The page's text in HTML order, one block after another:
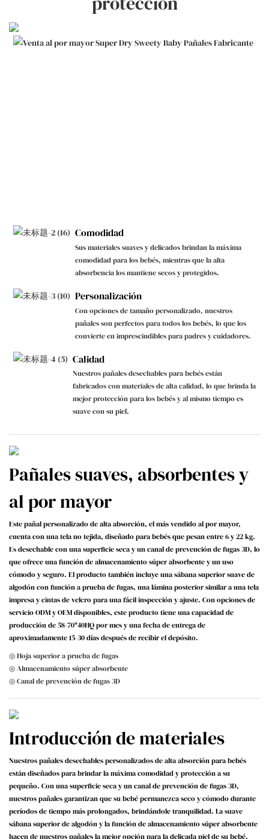
Comodidad
Sus materiales suaves y delicados brindan la máxima
comodidad para los bebés, mientras que la alta
absorbencia los mantiene secos y protegidos.
Personalización
Con opciones de tamaño personalizado, nuestros
pañales son perfectos para todos los bebés, lo que los
convierte en imprescindibles para padres y cuidadores.
Calidad
Nuestros pañales desechables para bebés están
fabricados con materiales de alta calidad, lo que brinda la
mejor protección para los bebés y al mismo tiempo es
suave con su piel.
Pañales suaves, absorbentes y
al por mayor
Este pañal personalizado de alta absorción, el más vendido al por mayor,
cuenta con una tela no tejida, diseñado para bebés que pesan entre 6 y 22 kg.
Es desechable con una superficie seca y un canal de prevención de fugas 3D, lo
que ofrece una función de almacenamiento súper absorbente y un uso
cómodo y seguro. El producto también incluye una sábana superior suave de
algodón con función a prueba de fugas, una lámina posterior similar a una tela
impresa y cintas de velcro para una fácil inspección y ajuste. Con opciones de
servicio ODM y OEM disponibles, este producto tiene una capacidad de
producción de 58-70*40HQ por mes y una fecha de entrega de
aproximadamente 15-30 días después de recibir el depósito.
◎ Hoja superior a prueba de fugas
◎ Almacenamiento súper absorbente
◎ Canal de prevención de fugas 3D
Introducción de materiales
Nuestros pañales desechables personalizados de alta absorción para bebés
están diseñados para brindar la máxima comodidad y protección a su
pequeño. Con una superficie seca y un canal de prevención de fugas 3D,
nuestros pañales garantizan que su bebé permanezca seco y cómodo durante
períodos de tiempo más prolongados, brindándole tranquilidad. La suave
sábana superior de algodón y la función de almacenamiento súper absorbente
hacen de nuestros pañales la mejor opción para la delicada piel de su bebé.